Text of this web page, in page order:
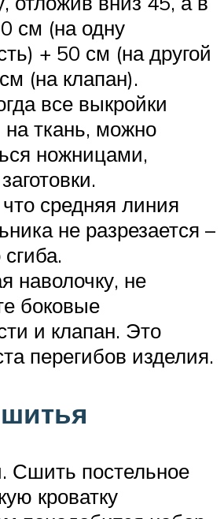
см (на одну
+ 50 см (на другой
(на клапан).
все выкройки
ткань, можно
ножницами,
средняя линия
не разрезается –
наволочку, не
боковые
и клапан. Это
перегибов изделия.
Сшить постельное
кроватку